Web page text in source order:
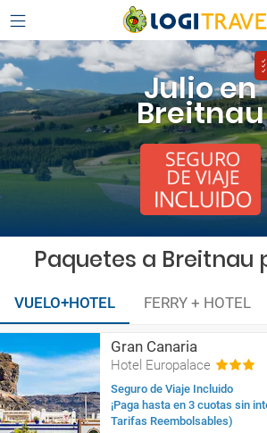
Julio en
Breitnau
Paquetes a Breitnau
VUELO+HOTEL FERRY + HOTEL
Gran Canaria
Hotel Europalace
Seguro de Viaje Incluido
¡Paga hasta en 3 cuotas sin
Tarifas Reembolsables)